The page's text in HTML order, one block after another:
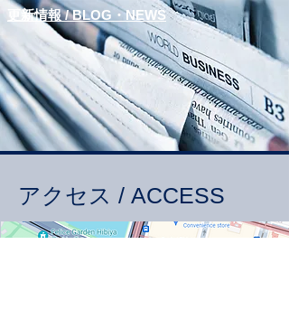
​更新情報 / BLOG・NEWS
アクセス / ACCESS